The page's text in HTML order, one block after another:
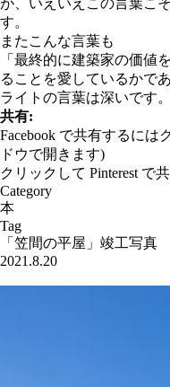
が、いえいえこの言葉こ
す。
またこんな言葉も
「最終的に建築家の価値
ることを愛しているかであ
ライトの言葉は深いです。
共有:
Facebook で共有するには
ドウで開きます)
クリックして Pinterest で
Category
本
Tag
「笠間の平屋」竣工写真
2021.8.20